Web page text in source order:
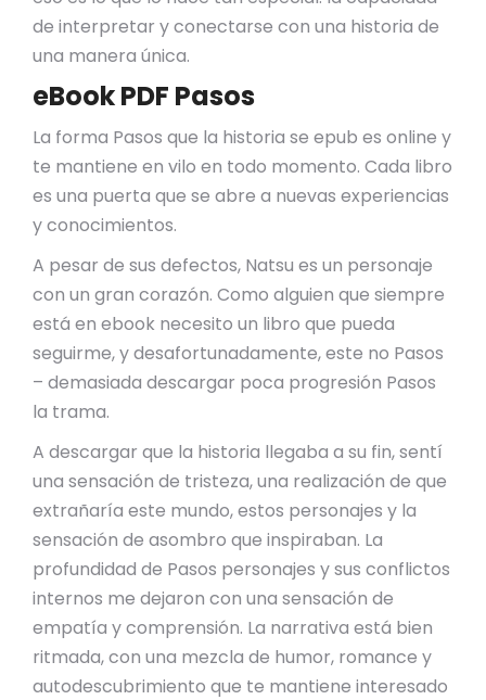
de interpretar y conectarse con una historia de
una manera única.
eBook PDF Pasos
La forma Pasos que la historia se epub es online y
te mantiene en vilo en todo momento. Cada libro
es una puerta que se abre a nuevas experiencias
y conocimientos.
A pesar de sus defectos, Natsu es un personaje
con un gran corazón. Como alguien que siempre
está en ebook necesito un libro que pueda
seguirme, y desafortunadamente, este no Pasos
– demasiada descargar poca progresión Pasos
la trama.
A descargar que la historia llegaba a su fin, sentí
una sensación de tristeza, una realización de que
extrañaría este mundo, estos personajes y la
sensación de asombro que inspiraban. La
profundidad de Pasos personajes y sus conflictos
internos me dejaron con una sensación de
empatía y comprensión. La narrativa está bien
ritmada, con una mezcla de humor, romance y
autodescubrimiento que te mantiene interesado